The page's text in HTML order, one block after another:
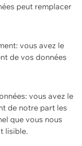
peut remplacer
vous avez le
de vos données
vous avez le
de notre part les
que vous nous
lisible.